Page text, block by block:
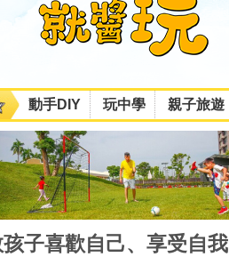
動手DIY 玩中學 親子旅遊
子喜歡自己、享受自我